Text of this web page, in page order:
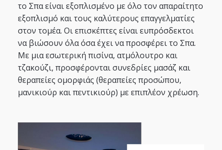
το Σπα είναι εξοπλισμένο με όλο τον απαραίτητο
εξοπλισμό και τους καλύτερους επαγγελματίες
στον τομέα. Οι επισκέπτες είναι ευπρόσδεκτοι
να βιώσουν όλα όσα έχει να προσφέρει το Σπα.
Με μια εσωτερική πισίνα, ατμόλουτρο και
τζακούζι, προσφέρονται συνεδρίες μασάζ και
θεραπείες ομορφιάς (θεραπείες προσώπου,
μανικιούρ και πεντικιούρ) με επιπλέον χρέωση.